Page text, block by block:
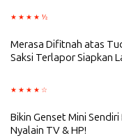
Merasa Difitnah atas
Saksi Terlapor Siapkan
Bikin Genset Mini
Nyalain TV & HP!